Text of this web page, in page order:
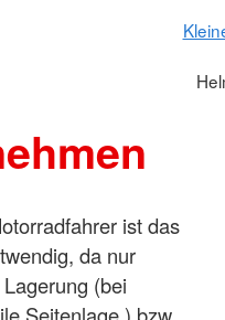
ist das
da nur
(bei